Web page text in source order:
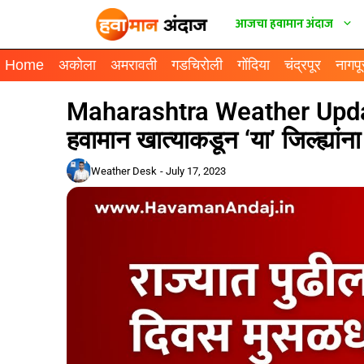
आजचा हवामान अंदाज
Home अकोला अमरावती गडचिरोली गोंदिया चंद्रपूर
Maharashtra Weather
हवामान खात्याकडून ‘या’
Weather Desk - July 17, 2023